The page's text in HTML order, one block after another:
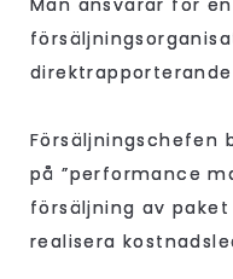
Man ansvarar för
Försäljningschefen
på ”performance
försäljning av
realisera